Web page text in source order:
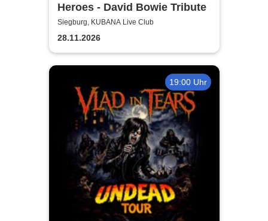
Heroes - David Bowie Tribute
Siegburg, KUBANA Live Club
28.11.2026
19:00 Uhr